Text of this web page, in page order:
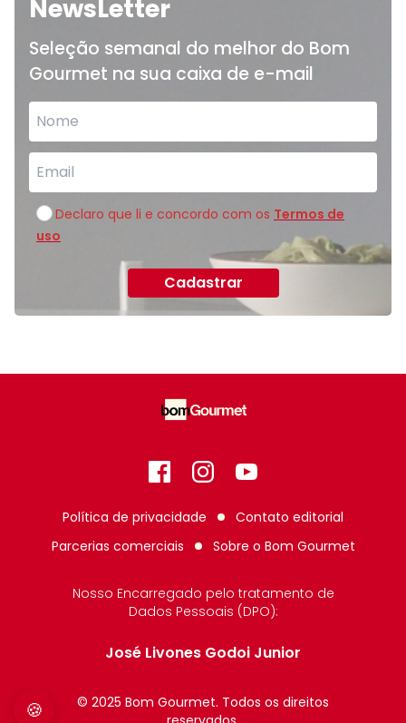
NewsLetter
Seleção semanal do melhor do Bom
Gourmet na sua caixa de e-mail
Declaro que li e concordo com os Termos de
uso
Cadastrar
FacebookInstagram
GitHub
Política de privacidade
Contato editorial
Parcerias comerciais
Sobre o Bom Gourmet
Nosso Encarregado pelo tratamento de
Dados Pessoais (DPO):
José Livones Godoi Junior
© 2025 Bom Gourmet. Todos os direitos
🍪